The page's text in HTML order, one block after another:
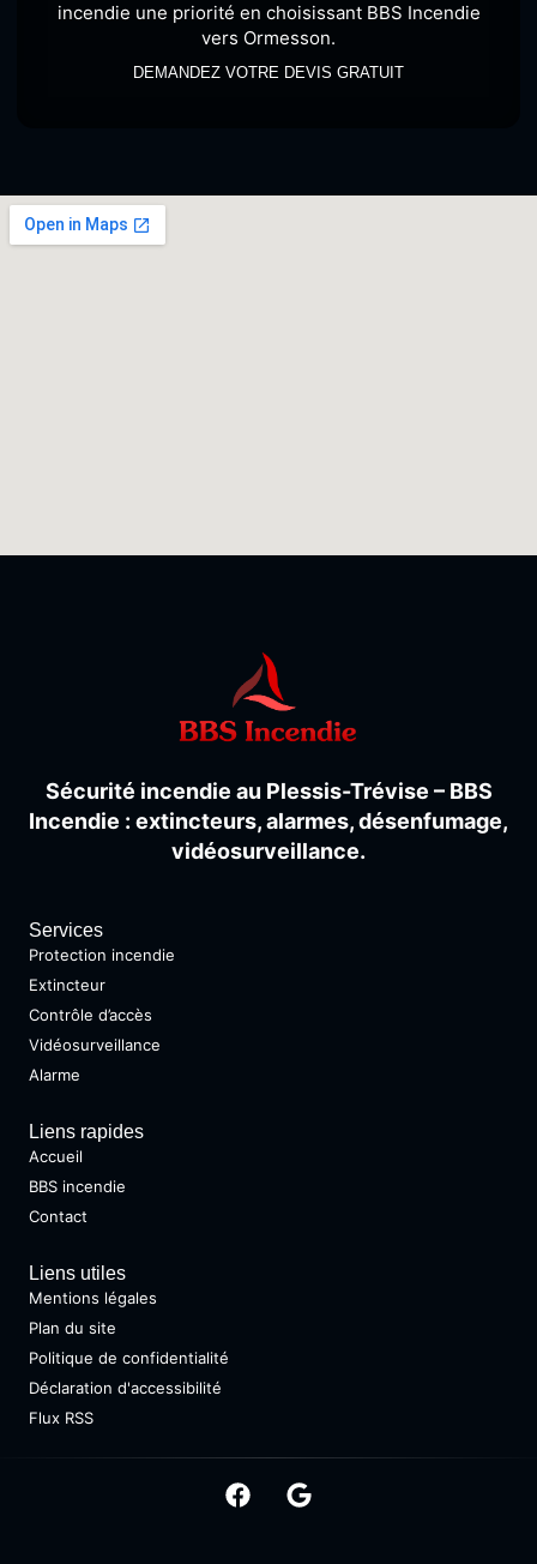
incendie une priorité en choisissant BBS Incendie
vers Ormesson.
DEMANDEZ VOTRE DEVIS GRATUIT
Sécurité incendie au Plessis-Trévise – BBS
Incendie : extincteurs,alarmes,désenfumage,
vidéosurveillance.
Services
Protection incendie
Extincteur
Contrôle d’accès
Vidéosurveillance
Alarme
Liens rapides
Accueil
BBS incendie
Contact
Liens utiles
Mentions légales
Plan du site
Politique de confidentialité
Déclaration d'accessibilité
Flux RSS